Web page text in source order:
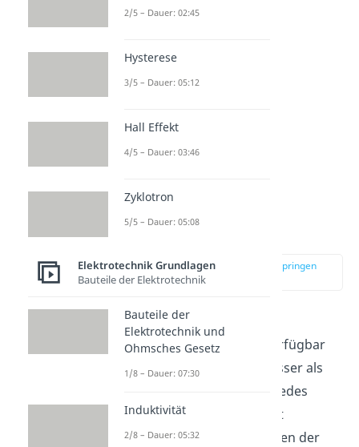
Elektrische
Leitfähigkeit von
Metallen
zur Stelle im Video springen
(01:53)
Je nachdem, wie viele frei
beweglicheElektronen
verfügbar
sind, leitet ein Material besser als
das andere. Prinzipiell ist jedes
Materialleitend
, jedoch ist
beispielsweise bei Isolatoren der
2/5 – Dauer: 02:45
Hysterese
3/5 – Dauer: 05:12
Hall Effekt
4/5 – Dauer: 03:46
Zyklotron
5/5 – Dauer: 05:08
Elektrotechnik Grundlagen
Bauteile der Elektrotechnik
Bauteile der
Elektrotechnik und
Ohmsches Gesetz
1/8 – Dauer: 07:30
Induktivität
2/8 – Dauer: 05:32